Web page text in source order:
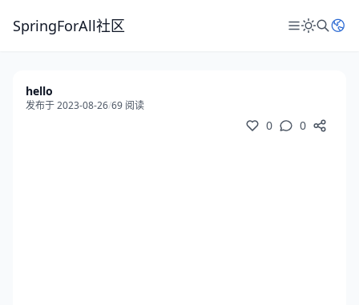
SpringForAll社区
hello
发布于 2023-08-26/69 阅读
0 0